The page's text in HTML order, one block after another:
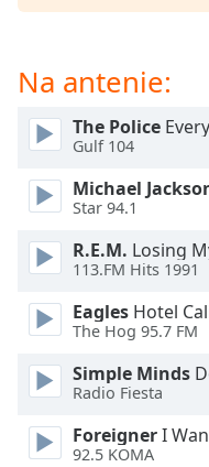
in-
This
modal
window.
dialog
window.
Escape
cancel
and
Na antenie:
The Police
Gulf 104
Michael
Star 94.1
R.E.M. Losing
113.FM Hits 1991
Eagles Hotel
The Hog 95.7 FM
Simple Minds
Radio Fiesta
ForeignerI
92.5 KOMA